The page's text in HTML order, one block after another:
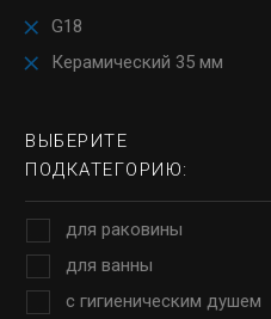
G18
Керамический 35 мм
ВЫБЕРИТЕ
ПОДКАТЕГОРИЮ:
для раковины
для ванны
с гигиеническим душем